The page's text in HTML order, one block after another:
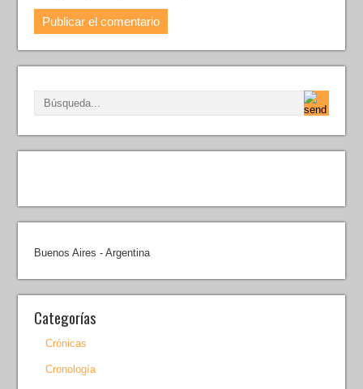
Buenos Aires - Argentina
Categorías
Crónicas
Cronología